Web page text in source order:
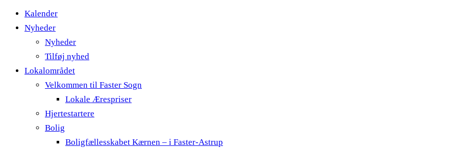
Kalender
Nyheder
Nyheder
Tilføj nyhed
Lokalområdet
Velkommen til Faster Sogn
Lokale Ærespriser
Hjertestartere
Bolig
Boligfællesskabet Kærnen – i Faster-Astrup